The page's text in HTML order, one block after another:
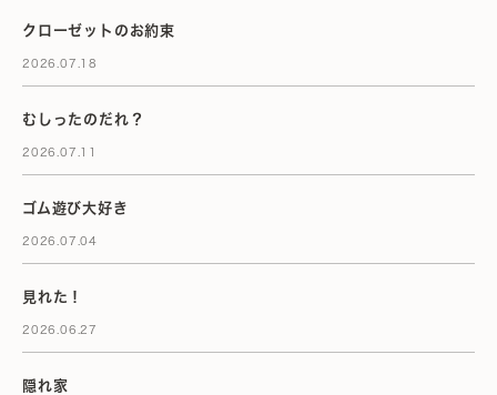
クローゼットのお約束
2026.07.18
むしったのだれ？
2026.07.11
ゴム遊び大好き
2026.07.04
見れた！
2026.06.27
隠れ家